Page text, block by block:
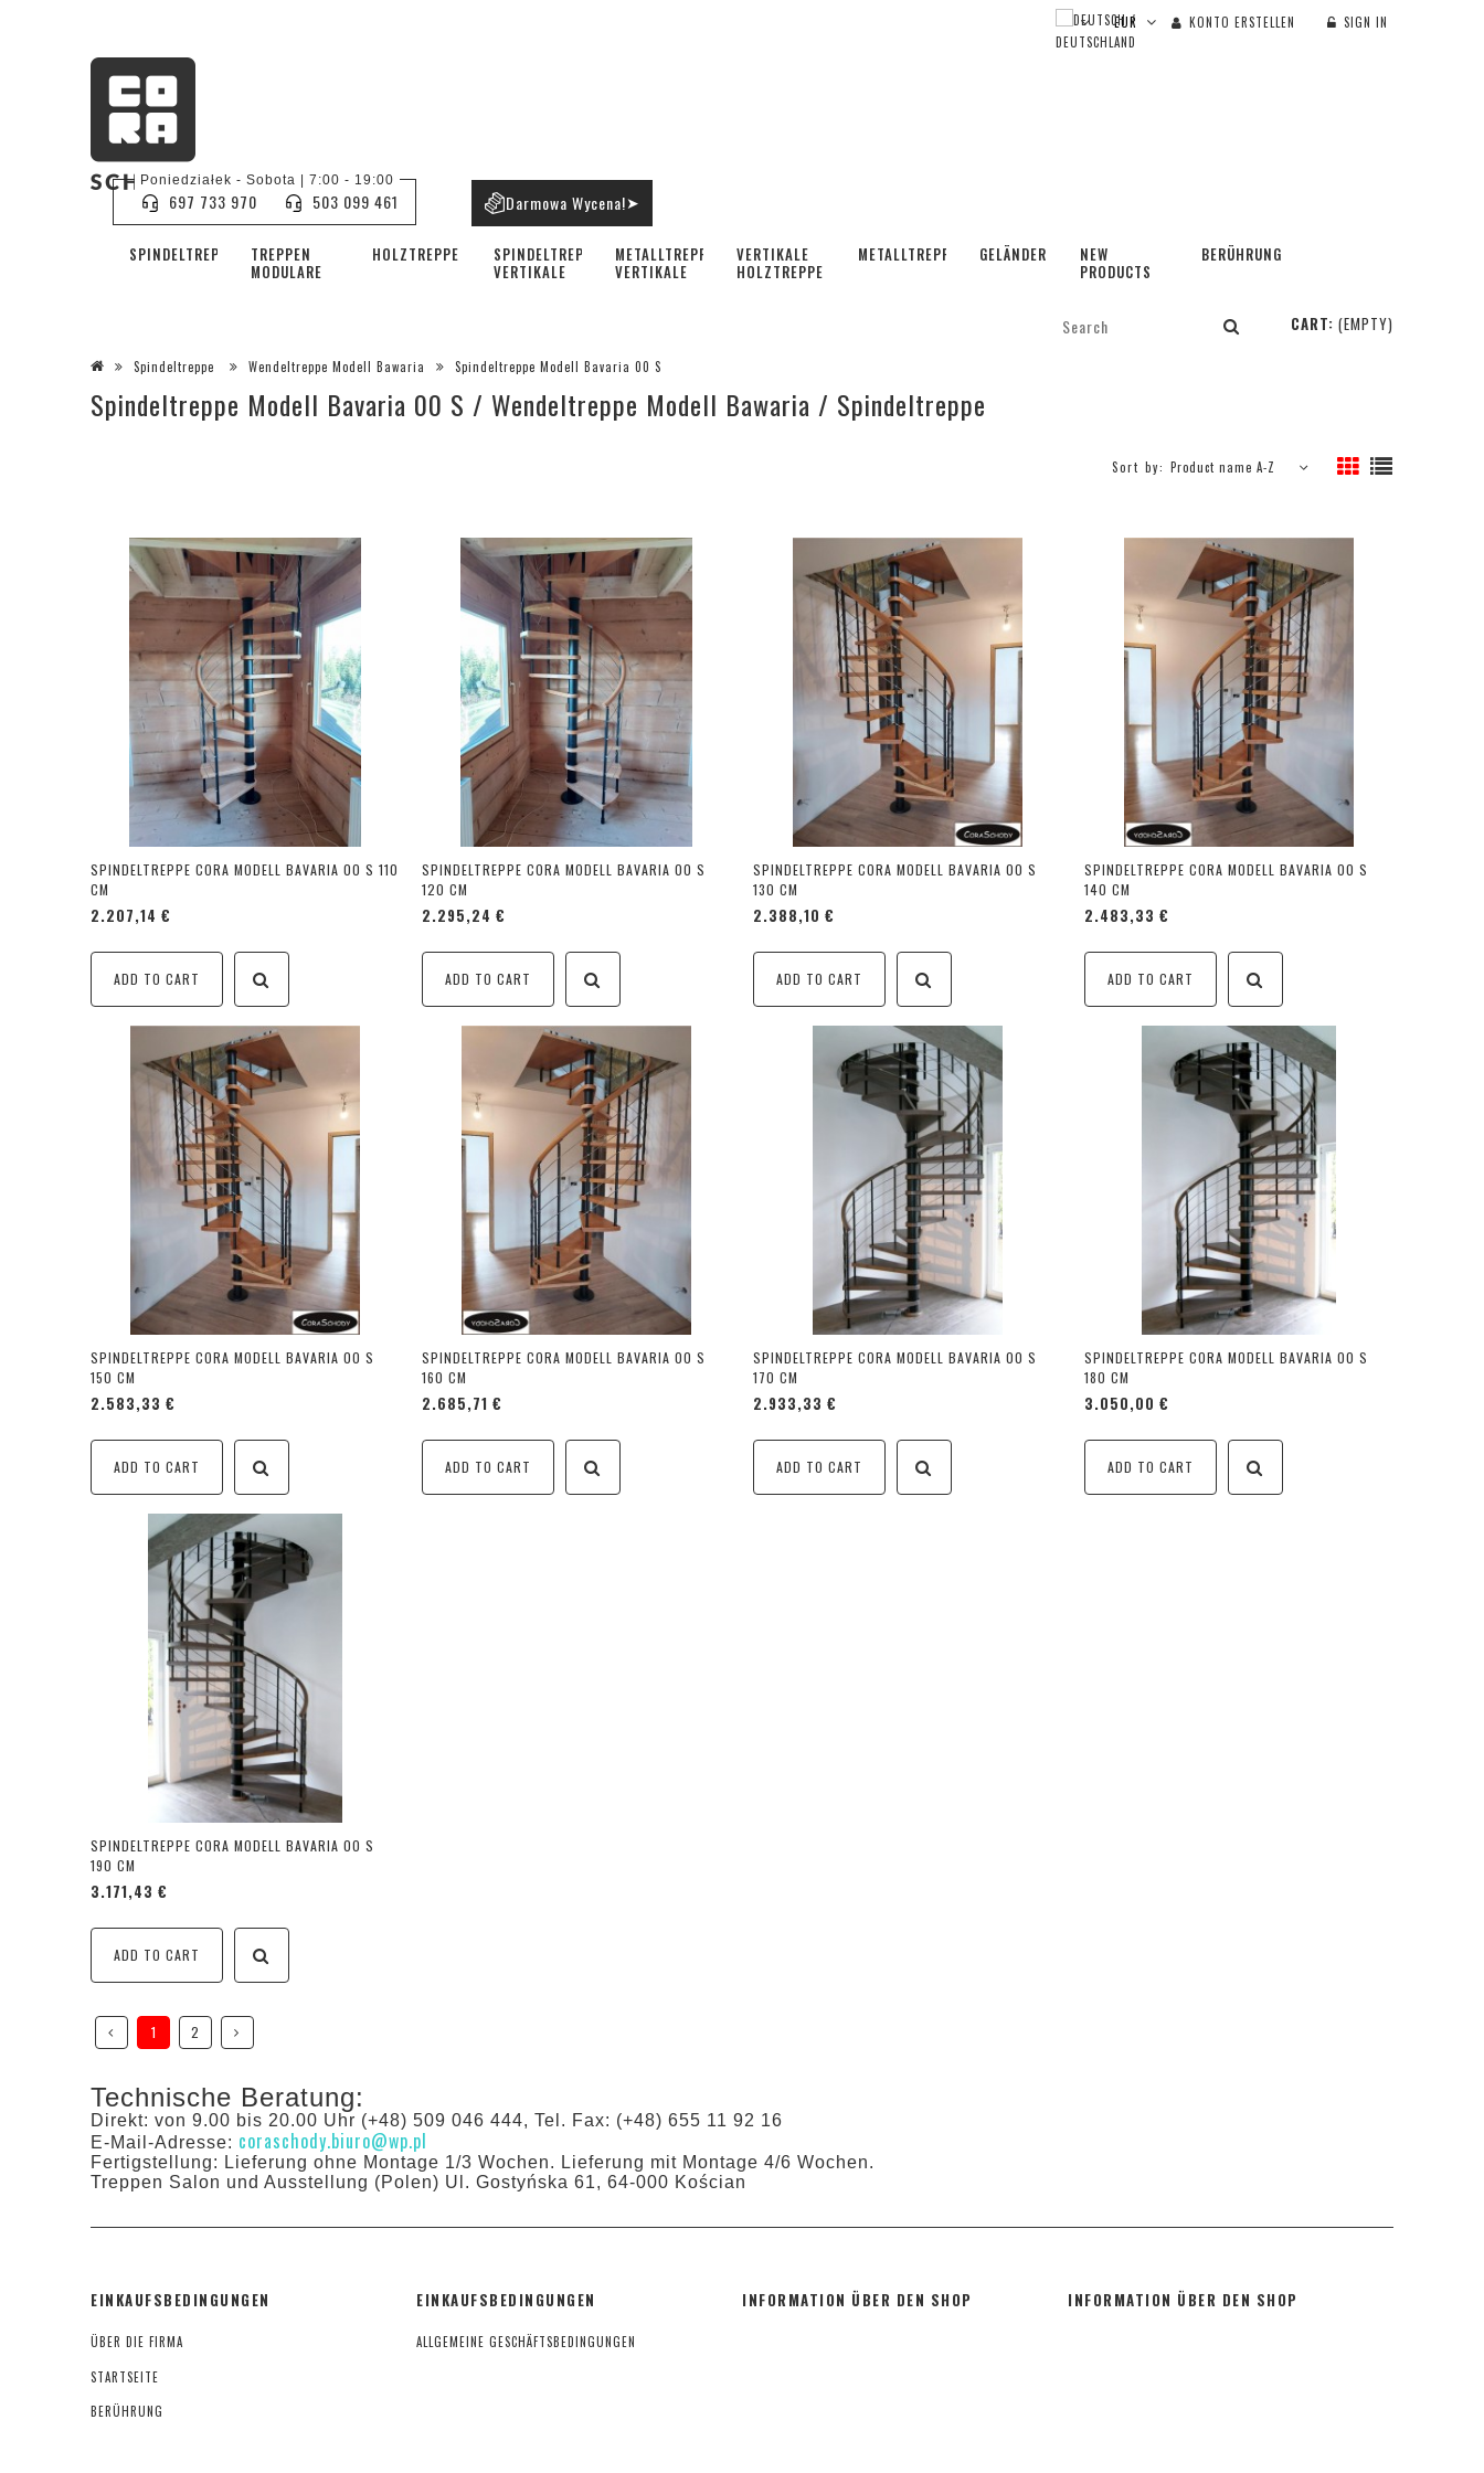
KONTO ERSTELLEN SIGN IN
SPINDELTREPPE
TREPPEN
MODULARE
HOLZTREPPEN
SPINDELTREPPE
VERTIKALE
METALLTREPPE
VERTIKALE
VERTIKALE
HOLZTREPPE
METALLTREPPEN GELÄNDER
NEW
PRODUCTS
BERÜHRUNG
Poniedziałek - Sobota | 7:00 - 19:00
697 733 970 503 099 461 Darmowa Wycena!➤
CART: (EMPTY)
Spindeltreppe Wendeltreppe Modell Bawaria Spindeltreppe Modell Bavaria 00 S
Spindeltreppe Modell Bavaria 00 S / Wendeltreppe Modell Bawaria / Spindeltreppe
Sort by: Product name A-Z
SPINDELTREPPE CORA MODELL BAVARIA 00 S 110
CM
2.207,14 €
ADD TO CART
SPINDELTREPPE CORA MODELL BAVARIA 00 S
120 CM
2.295,24 €
ADD TO CART
SPINDELTREPPE CORA MODELL BAVARIA 00 S
130 CM
2.388,10 €
ADD TO CART
SPINDELTREPPE CORA MODELL BAVARIA 00 S
140 CM
2.483,33 €
ADD TO CART
SPINDELTREPPE CORA MODELL BAVARIA 00 S
150 CM
2.583,33 €
ADD TO CART
SPINDELTREPPE CORA MODELL BAVARIA 00 S
160 CM
2.685,71 €
ADD TO CART
SPINDELTREPPE CORA MODELL BAVARIA 00 S
170 CM
2.933,33 €
ADD TO CART
SPINDELTREPPE CORA MODELL BAVARIA 00 S
180 CM
3.050,00 €
ADD TO CART
SPINDELTREPPE CORA MODELL BAVARIA 00 S
190 CM
3.171,43 €
ADD TO CART
1 2
Technische Beratung:
Direkt: von 9.00 bis 20.00 Uhr (+48) 509 046 444, Tel. Fax: (+48) 655 11 92 16
E-Mail-Adresse: coraschody.biuro@wp.pl
Fertigstellung: Lieferung ohne Montage 1/3 Wochen. Lieferung mit Montage 4/6 Wochen.
Treppen Salon und Ausstellung (Polen) Ul. Gostyńska 61, 64-000 Kościan
EINKAUFSBEDINGUNGEN
ÜBER DIE FIRMA
STARTSEITE
BERÜHRUNG
EINKAUFSBEDINGUNGEN
ALLGEMEINE GESCHÄFTSBEDINGUNGEN
INFORMATION ÜBER DEN SHOP INFORMATION ÜBER DEN SHOP